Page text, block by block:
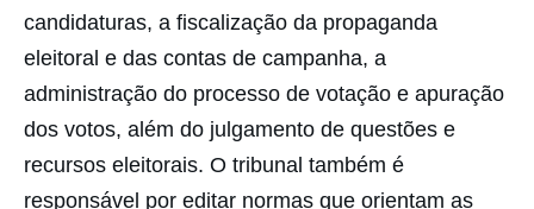
candidaturas, a fiscalização da propaganda
eleitoral e das contas de campanha, a
administração do processo de votação e apuração
dos votos, além do julgamento de questões e
recursos eleitorais. O tribunal também é
responsável por editar normas que orientam as